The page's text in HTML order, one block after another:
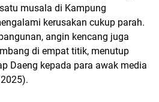
musala di Kampung
kerusakan cukup parah.
angin kencang juga
di empat titik, menutup
Daeng kepada para awak media